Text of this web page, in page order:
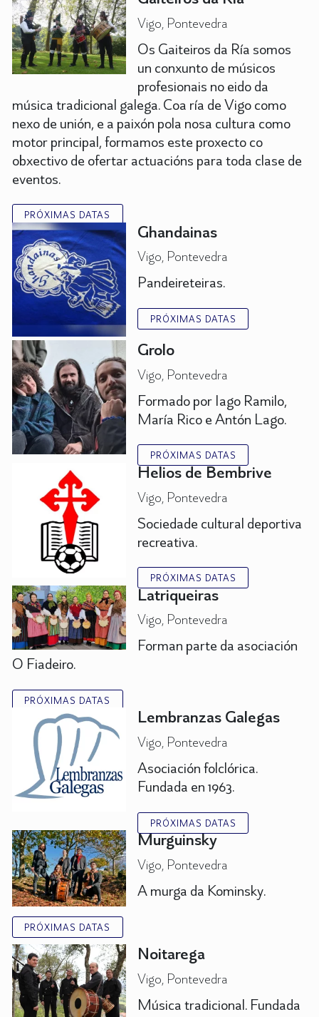
Vigo, Pontevedra
Os Gaiteiros da Ría somos
un conxunto de músicos
profesionais no eido da
música tradicional galega. Coa ría de Vigo como
nexo de unión, e a paixón pola nosa cultura como
motor principal, formamos este proxecto co
obxectivo de ofertar actuacións para toda clase de
eventos.
PRÓXIMAS DATAS
Ghandainas
Vigo, Pontevedra
Pandeireteiras.
PRÓXIMAS DATAS
Grolo
Vigo, Pontevedra
Formado por Iago Ramilo,
María Rico e Antón Lago.
PRÓXIMAS DATAS
Helios de Bembrive
Vigo, Pontevedra
Sociedade cultural deportiva
recreativa.
PRÓXIMAS DATAS
Latriqueiras
Vigo, Pontevedra
Forman parte da asociación
O Fiadeiro.
PRÓXIMAS DATAS
Lembranzas Galegas
Vigo, Pontevedra
Asociación folclórica.
Fundada en 1963.
PRÓXIMAS DATAS
Murguinsky
Vigo, Pontevedra
A murga da Kominsky.
PRÓXIMAS DATAS
Noitarega
Vigo, Pontevedra
Música tradicional. Fundada